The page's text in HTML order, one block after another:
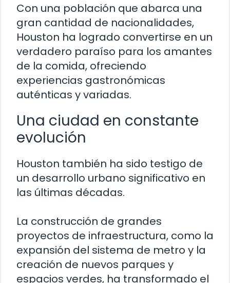
Con una población que abarca una
gran cantidad de nacionalidades,
Houston ha logrado convertirse en un
verdadero paraíso para los amantes
de la comida, ofreciendo
experiencias gastronómicas
auténticas y variadas.
Una ciudad en constante
evolución
Houston también ha sido testigo de
un desarrollo urbano significativo en
las últimas décadas.
La construcción de grandes
proyectos de infraestructura, como la
expansión del sistema de metro y la
creación de nuevos parques y
espacios verdes, ha transformado el